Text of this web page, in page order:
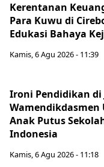
Kerentanan
Para Kuwu di
Edukasi Bahaya
Kamis, 6 Agu 2026 - 11:39
Ironi Pendidikan di
Wamendikdasmen
Anak Putus
Indonesia
Kamis, 6 Agu 2026 - 11:18